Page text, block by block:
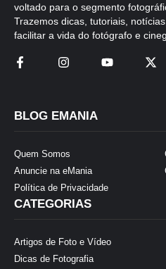
voltado para o segmento
Trazemos dicas, tutoriais,
facilitar a vida do fotógrafo e
BLOG EMANIA
Quem Somos
Anuncie na eMania
Política de Privacidade
CATEGORIAS
Artigos de Foto e Vídeo
Dicas de Fotografia